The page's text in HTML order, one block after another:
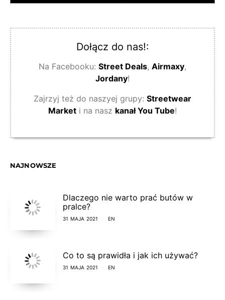
Dołącz do nas!:
Na Facebooku: Street Deals, Airmaxy,
Jordany!
Zajrzyj też do naszyej grupy: Streetwear
Market i na nasz kanał You Tube!
NAJNOWSZE
Dlaczego nie warto prać butów w
pralce?
31 MAJA 2021 EN
Co to są prawidła i jak ich używać?
31 MAJA 2021 EN